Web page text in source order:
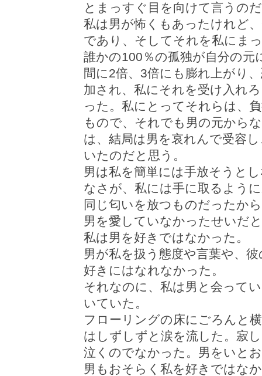
とまっすぐ目を向けて言うの
私は男が怖くもあったけれど
であり、そしてそれを私にま
誰かの100％の孤独が自分の
間に2倍、3倍にも膨れ上がり
加され、私にそれを受け入れ
った。私にとってそれらは、
もので、それでも男の元から
は、結局は男を哀れんで受容
いたのだと思う。
男は私を簡単には手放そうと
なさが、私には手に取るよう
同じ匂いを放つものだったか
男を愛していなかったせいだ
私は男を好きではなかった。
男が私を扱う態度や言葉や、
好きにはなれなかった。
それなのに、私は男と会って
いていた。
フローリングの床にごろんと
はしずしずと涙を流した。寂
泣くのでなかった。男をいと
男もおそらく私を好きではな